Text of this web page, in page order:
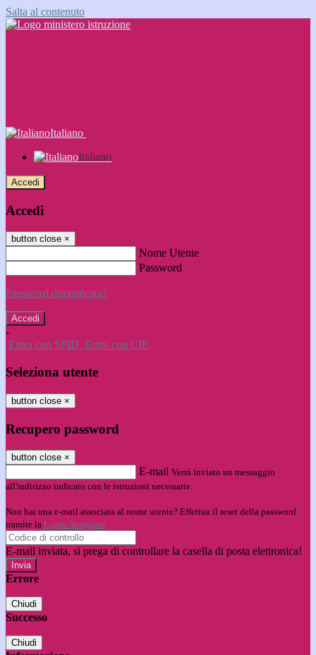
Salta al contenuto
Italiano
Italiano
Accedi
Accedi
button close ×
Nome Utente
Password
Password dimenticata?
-
Entra con SPID Entra con CIE
Seleziona utente
button close ×
Recupero password
button close ×
E-mail Verrà inviato un messaggio
all'indirizzo indicato con le istruzioni necessarie.
Non hai una e-mail associata al nome utente? Effettua il reset della password
tramite la Login Spaggiari
E-mail inviata, si prega di controllare la casella di posta elettronica!
Errore
Chiudi
Successo
Chiudi